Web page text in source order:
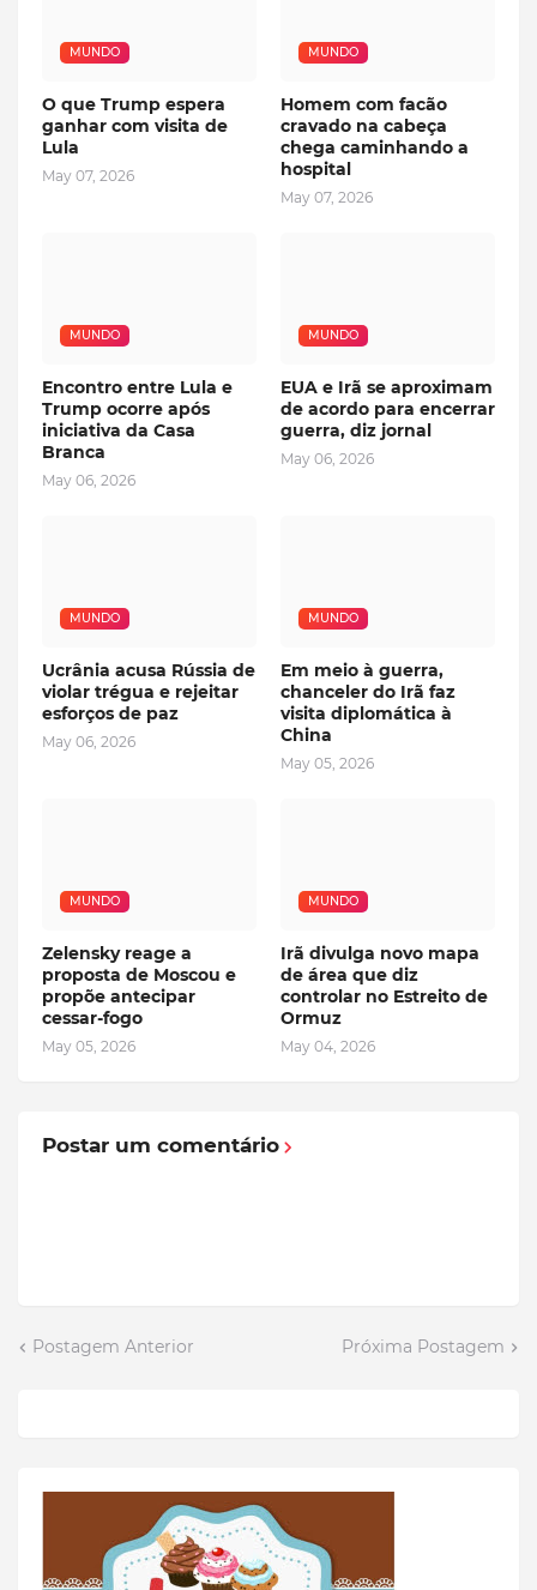
MUNDO
O que Trump espera
ganhar com visita de
Lula
May 07, 2026
MUNDO
Homem com facão
cravado na cabeça
chega caminhando a
hospital
May 07, 2026
MUNDO
Encontro entre Lula e
Trump ocorre após
iniciativa da Casa
Branca
May 06, 2026
MUNDO
EUA e Irã se aproximam
de acordo para encerrar
guerra, diz jornal
May 06, 2026
MUNDO
Ucrânia acusa Rússia de
violar trégua e rejeitar
esforços de paz
May 06, 2026
MUNDO
Em meio à guerra,
chanceler do Irã faz
visita diplomática à
China
May 05, 2026
MUNDO
Zelensky reage a
proposta de Moscou e
propõe antecipar
cessar-fogo
May 05, 2026
MUNDO
Irã divulga novo mapa
de área que diz
controlar no Estreito de
Ormuz
May 04, 2026
Postar um comentário
Postagem Anterior Próxima Postagem